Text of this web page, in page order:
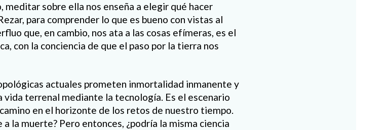
meditar sobre ella nos enseña a elegir qué hacer
para comprender lo que es bueno con vistas al
que, en cambio, nos ata a las cosas efímeras, es el
con la conciencia de que el paso por la tierra nos
actuales prometen inmortalidad inmanente y
vida terrenal mediante la tecnología. Es el escenario
en el horizonte de los retos de nuestro tiempo.
la muerte? Pero entonces, ¿podría la misma ciencia